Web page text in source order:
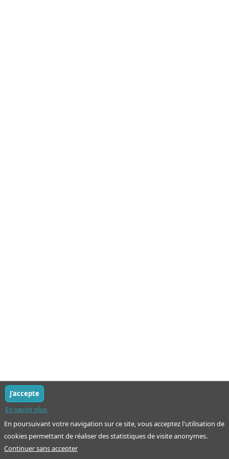
En poursuivant votre navigation sur ce site, vous acceptez l'utilisation de
cookies permettant de réaliser des statistiques de visite anonymes.
En savoir plus
J'accepte
Continuer sans accepter